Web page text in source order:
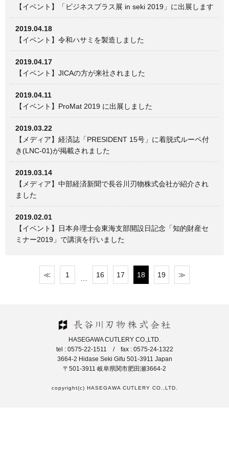
【イベント】「ビジネスプラス展 in seki 2019」に出展します
2019.04.18
【イベント】令和ハサミを製造しました
2019.04.17
【イベント】JICAの方が来社されました
2019.04.11
【イベント】ProMat 2019 に出展しました
2019.03.22
【メディア】経済誌「PRESIDENT 15号」に着脱式ルーペ付
き(LNC-01)が掲載されました
2019.03.14
【メディア】中部経済新聞で長谷川刃物株式会社が紹介され
ました
2019.02.01
【イベント】日本弁理士会東海支部開設日記念「知的財産セ
ミナー2019」で講演を行いました
≪ 1 16 17 18 19 ≫
HASEGAWA CUTLERY CO.,LTD.
tel : 0575-22-1511 / fax : 0575-24-1322
3664-2 Hidase Seki Gifu 501-3911 Japan
〒501-3911 岐阜県関市肥田瀬3664-2
copyright(c) HASEGAWA CUTLERY CO.,LTD.